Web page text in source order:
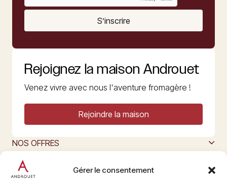
Gérer le consentement
S’inscrire
Rejoignez la maison Androuet
Venez vivre avec nous l'aventure fromagère !
Rejoindre la maison
NOS OFFRES
L’ART DU FROMAGE
Nous suivre